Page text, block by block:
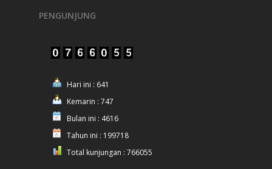
PENGUNJUNG
Hari ini : 641
Kemarin : 747
Bulan ini : 4616
Tahun ini : 199718
Total kunjungan : 766055